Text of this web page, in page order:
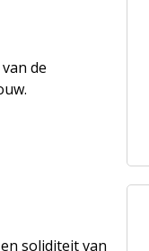
de
soliditeit van